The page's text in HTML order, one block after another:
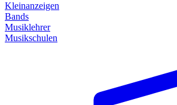
Kleinanzeigen
Bands
Musiklehrer
Musikschulen